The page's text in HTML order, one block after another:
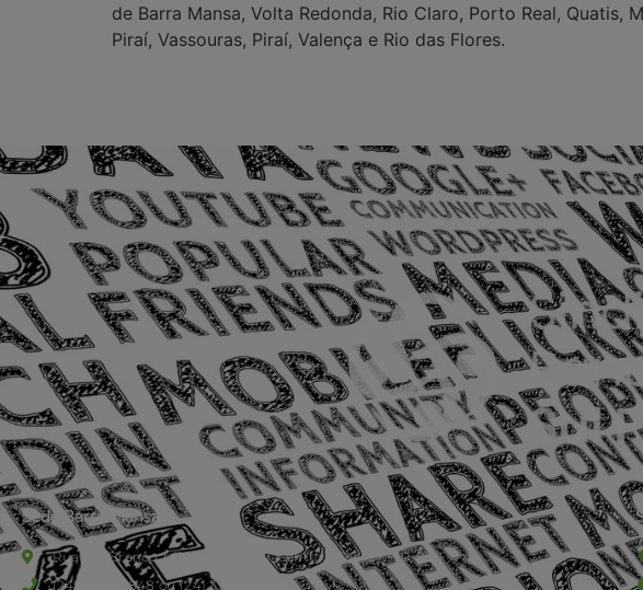
de Barra Mansa, Volta Redonda, Rio Claro, Porto Real, Quatis,
Piraí, Vassouras, Piraí, Valença e Rio das Flores.
Sede Barra Mansa
Rua Rio Branco, nº107 (2º andar), Centro - Cep: 27.330-030
(24) 3323-2848 ou (24) 3323-2500